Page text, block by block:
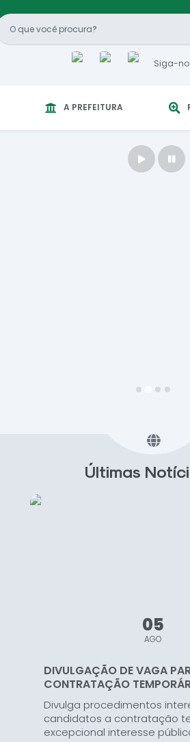
Siga-
A PREFEITURA
Últimas
05
AGO
DIVULGAÇÃO DE VAGA
CONTRATAÇÃO
Divulga procedimentos
candidatos a contratação
excepcional interesse